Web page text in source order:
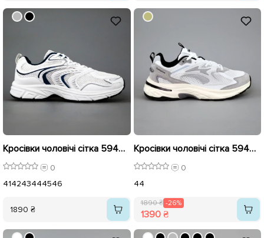
Кросівки чоловічі сітка 594097 Білі з синім
0
414243444546
1890 ₴
Кросівки чоловічі сітка 594072 Білі розпродаж
0
44
1890 ₴ -26%
1390 ₴